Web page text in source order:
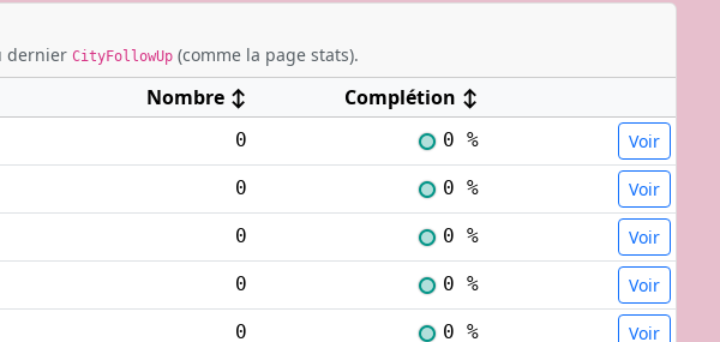
dernier CityFollowUp (comme la page stats).
Nombre ↕ Complétion ↕
0 0 % Voir
0 0 % Voir
0 0 % Voir
0 0 % Voir
0 0 % Voir